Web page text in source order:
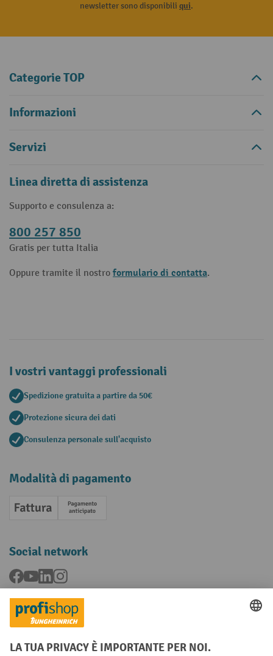
newsletter sono disponibili qui.
Categorie TOP
Informazioni
Servizi
Linea diretta di assistenza
Supporto e consulenza a:
800 257 850
Gratis per tutta Italia
Oppure tramite il nostro formulario di contatta.
I vostri vantaggi professionali
Spedizione gratuita a partire da 50€
Protezione sicura dei dati
Consulenza personale sull'acquisto
Modalità di pagamento
Fattura Pagamento anticipato
Social network
Facebook
YouTubeLinkedInInstagram
Condizioni Generali di Vendita